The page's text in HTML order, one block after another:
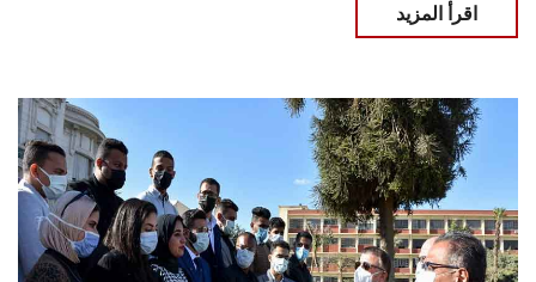
اقرأ المزيد